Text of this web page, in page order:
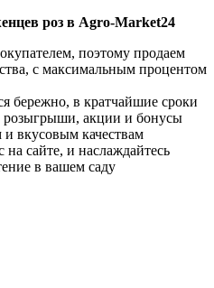
роз в Agro-Market24
поэтому продаем
с максимальным процентом
бережно, в кратчайшие сроки
розыгрыши, акции и бонусы
вкусовым качествам
сайте, и наслаждайтесь
в вашем саду